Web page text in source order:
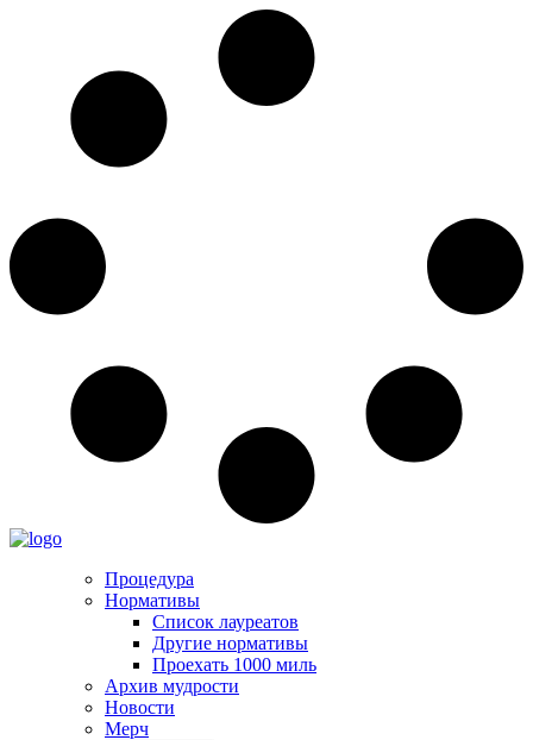
Процедура
Нормативы
Список лауреатов
Другие нормативы
Проехать 1000 миль
Архив мудрости
Новости
Мерч